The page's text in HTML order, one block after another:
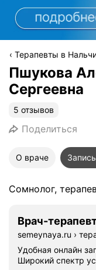
Терапевты в
Пшукова
Сергеевна
5 отзывов
Поделиться
О враче
Сомнолог,
Врач-
semeynaya.ru ›
Удобная онлайн
Широкий спектр